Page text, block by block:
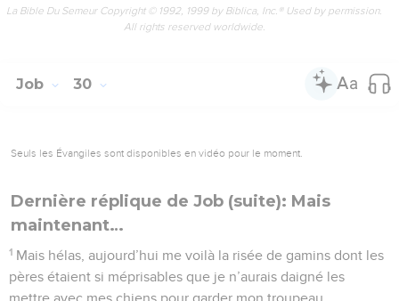
La Bible Du Semeur Copyright © 1992, 1999 by Biblica, Inc.® Used by permission.
All rights reserved worldwide.
Job 30
Seuls les Évangiles sont disponibles en vidéo pour le moment.
Dernière réplique de Job (suite): Mais
maintenant…
1 Mais hélas, aujourd’hui me voilà la risée de gamins dont les
pères étaient si méprisables que je n’aurais daigné les
mettre avec mes chiens pour garder mon troupeau.